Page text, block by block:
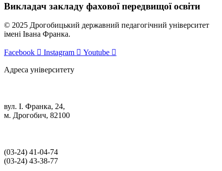
Викладач закладу фахової передвищої освіти
© 2025 Дрогобицький державний педагогічний університет
імені Івана Франка.
Facebook Instagram Youtube
Адреса університету
вул. І. Франка, 24,
м. Дрогобич, 82100
(03‑24) 41‑04‑74
(03‑24) 43‑38‑77